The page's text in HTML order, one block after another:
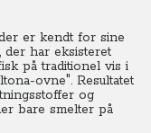
er kendt for sine
der har eksisteret
på traditionel vis i
ovne". Resultatet
og
bare smelter på